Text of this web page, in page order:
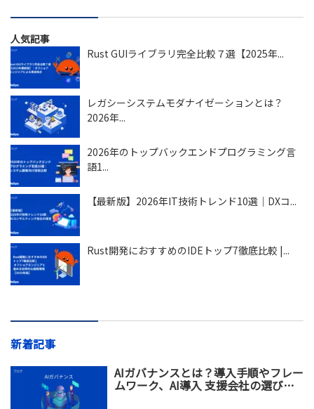
人気記事
Rust GUIライブラリ完全比較７選【2025年...
レガシーシステムモダナイゼーションとは？
2026年...
2026年のトップバックエンドプログラミング言
語1...
【最新版】2026年IT技術トレンド10選｜DXコ...
Rust開発におすすめのIDEトップ7徹底比較 |...
新着記事
AIガバナンスとは？導入手順やフレー
ムワーク、AI導入 支援会社の選び方